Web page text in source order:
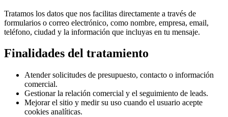
Tratamos los datos que nos facilitas directamente a través de
formularios o correo electrónico, como nombre, empresa, email,
teléfono, ciudad y la información que incluyas en tu mensaje.
Finalidades del tratamiento
Atender solicitudes de presupuesto, contacto o información
comercial.
Gestionar la relación comercial y el seguimiento de leads.
Mejorar el sitio y medir su uso cuando el usuario acepte
cookies analíticas.